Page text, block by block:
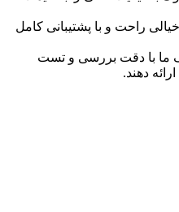
راحت و با پشتیبانی کامل
ما با دقت بررسی و تست
دهند.